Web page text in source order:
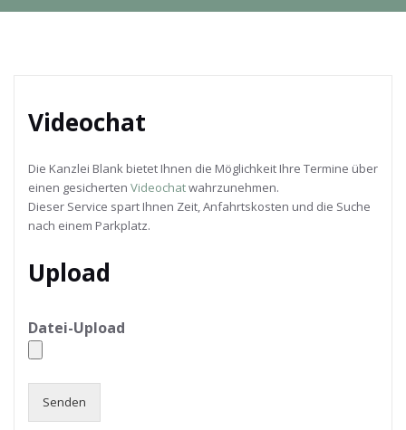
Videochat
Die Kanzlei Blank bietet Ihnen die Möglichkeit Ihre Termine über
einen gesicherten Videochatwahrzunehmen.
Dieser Service spart Ihnen Zeit, Anfahrtskosten und die Suche
nach einem Parkplatz.
Upload
Datei-Upload
Senden